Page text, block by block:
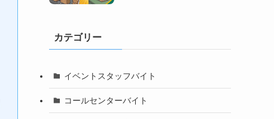
カテゴリー
イベントスタッフバイト
コールセンターバイト